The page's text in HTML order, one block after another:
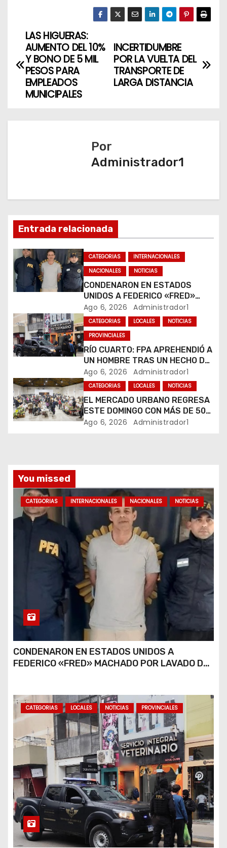
N
a
g
n
d
e
e
n
t
r
a
d
a
INCERTIDUMBRE
POR LA VUELTA DEL
TRANSPORTE DE
LARGA DISTANCIA
LAS HIGUERAS:
AUMENTO DEL 10%
Y BONO DE 5 MIL
PESOS PARA
EMPLEADOS
MUNICIPALES
Por
Administrador1
Entrada relacionada
CATEGORIAS
INTERNACIONALES
NACIONALES
NOTICIAS
CONDENARON EN ESTADOS
UNIDOS A FEDERICO «FRED»
MACHADO POR LAVADO DE
DINERO Y FRAUDE
Ago 6, 2026 Administrador1
CATEGORIAS LOCALES
NOTICIAS
PROVINCIALES
RÍO CUARTO: FPA APREHENDIÓ A
UN HOMBRE TRAS UN HECHO DE
HURTO EN UNA VETERINARIA
Ago 6, 2026 Administrador1
CATEGORIAS LOCALES NOTICIAS
EL MERCADO URBANO REGRESA
ESTE DOMINGO CON MÁS DE 50
EMPRENDEDORES LOCALES
Ago 6, 2026 Administrador1
You missed
CATEGORIAS INTERNACIONALES NACIONALES NOTICIAS
CONDENARON EN ESTADOS UNIDOS A
FEDERICO «FRED» MACHADO POR LAVADO DE
CATEGORIAS LOCALES NOTICIAS PROVINCIALES